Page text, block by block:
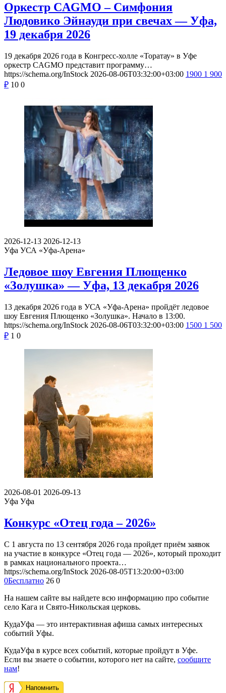
Оркестр CAGMO – Симфония
Людовико Эйнауди при свечах — Уфа,
19 декабря 2026
19 декабря 2026 года в Конгресс-холле «Торатау» в Уфе
оркестр CAGMO представит программу…
https://schema.org/InStock 2026-08-06T03:32:00+03:00 1900 1 900
₽ 10 0
2026-12-13 2026-12-13
Уфа УСА «Уфа-Арена»
Ледовое шоу Евгения Плющенко
«Золушка» — Уфа, 13 декабря 2026
13 декабря 2026 года в УСА «Уфа-Арена» пройдёт ледовое
шоу Евгения Плющенко «Золушка». Начало в 13:00.
https://schema.org/InStock 2026-08-06T03:32:00+03:00 1500 1 500
₽ 1 0
2026-08-01 2026-09-13
Уфа Уфа
Конкурс «Отец года – 2026»
С 1 августа по 13 сентября 2026 года пройдет приём заявок
на участие в конкурсе «Отец года — 2026», который проходит
в рамках национального проекта…
https://schema.org/InStock 2026-08-05T13:20:00+03:00
0Бесплатно 26 0
На нашем сайте вы найдете всю информацию про событие
село Кага и Свято-Никольская церковь.
КудаУфа — это интерактивная афиша самых интересных
событий Уфы.
КудаУфа в курсе всех событий, которые пройдут в Уфе.
Если вы знаете о событии, которого нет на сайте, сообщите
нам!
Напомнить